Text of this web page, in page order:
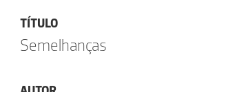
TÍTULO
Semelhanças